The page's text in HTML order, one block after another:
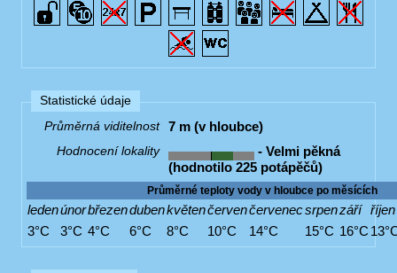
Statistické údaje
Průměrná viditelnost
7 m (v hloubce)
Hodnocení lokality
- Velmi pěkná
(hodnotilo 225 potápěčů)
Průměrné teploty vody v hloubce po měsících
ledenúnorbřezendubenkvětenčervenčervenecsrpenzáří říjen
3°C
3°C 4°C 6°C 8°C 10°C 14°C 15°C 16°C